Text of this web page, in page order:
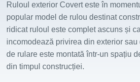
Ruloul exterior Covert este în
popular model de rulou destinat
ridicat ruloul este complet ascuns și
incomodează privirea din exterior sau
de rulare este montată într-un spațiu
din timpul construcției.